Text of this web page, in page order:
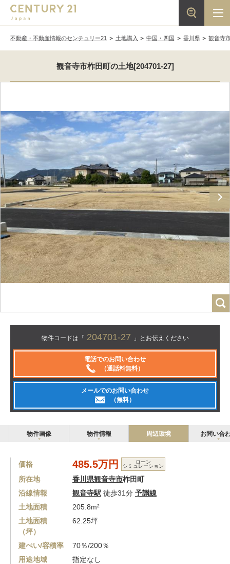
不動産・不動産情報のセンチュリー21 土地購入 中国・四国 香川県 観音寺
観音寺市柞田町の土地[204701-27]
物件コードは「 204701-27 」とお伝えください
電話でのお問い合わせ
（通話料無料）
メールでのお問い合わせ
（無料）
物件画像 物件情報 周辺環境 お問い合
価格 485.5万円 ローン
シミュレーション
所在地 香川県観音寺市柞田町
沿線情報
観音寺駅 徒歩31分 予讃線
土地面積
205.8m²
土地面積
（坪）
62.25坪
建ぺい/容積率
70％/200％
用途地域
指定なし